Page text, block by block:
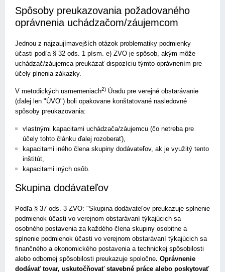
Spôsoby preukazovania požadovaného
oprávnenia uchádzačom/záujemcom
Jednou z najzaujímavejších otázok problematiky podmienky
účasti podľa § 32 ods. 1 písm. e) ZVO je spôsob, akým môže
uchádzač/záujemca preukázať dispozíciu týmto oprávnením pre
účely plnenia zákazky.
V metodických usmerneniach2) Úradu pre verejné obstarávanie
(ďalej len "ÚVO") boli opakovane konštatované nasledovné
spôsoby preukazovania:
vlastnými kapacitami uchádzača/záujemcu (čo netreba pre
účely tohto článku ďalej rozoberať),
kapacitami iného člena skupiny dodávateľov, ak je využitý tento
inštitút,
kapacitami iných osôb.
Skupina dodávateľov
Podľa § 37 ods. 3 ZVO: "Skupina dodávateľov preukazuje splnenie
podmienok účasti vo verejnom obstarávaní týkajúcich sa
osobného postavenia za každého člena skupiny osobitne a
splnenie podmienok účasti vo verejnom obstarávaní týkajúcich sa
finančného a ekonomického postavenia a technickej spôsobilosti
alebo odbornej spôsobilosti preukazuje spoločne. Oprávnenie
dodávať tovar, uskutočňovať stavebné práce alebo poskytovať